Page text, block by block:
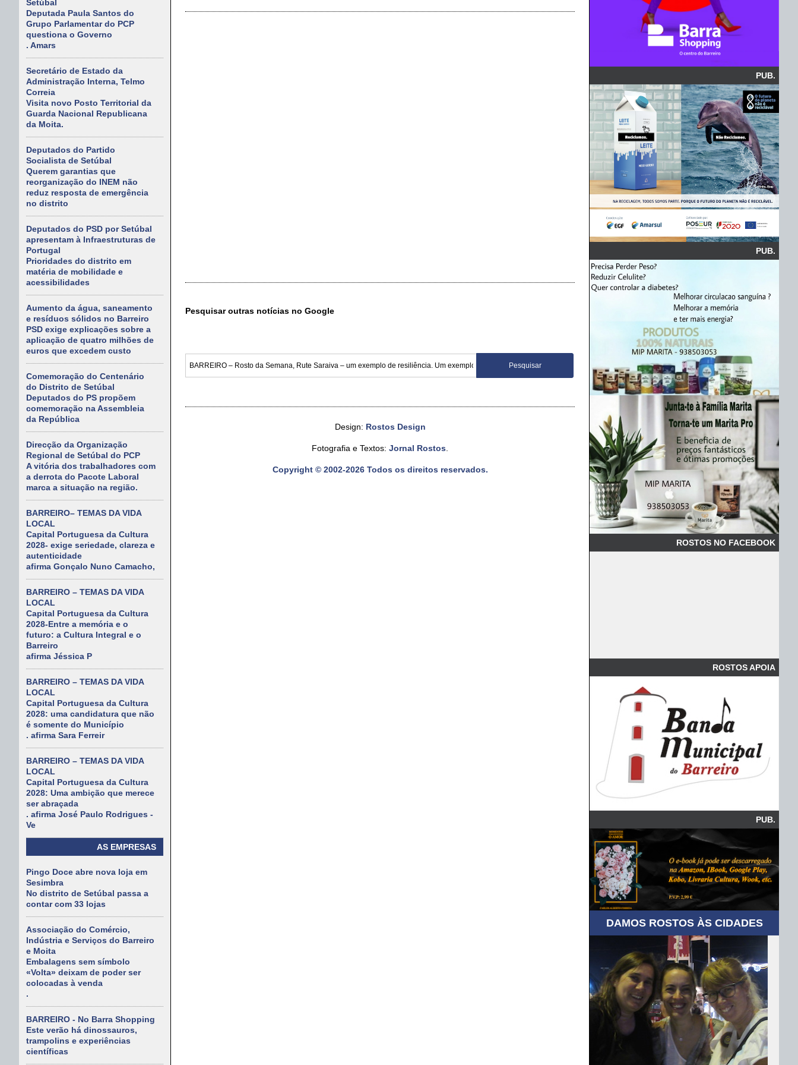
Setúbal
Deputada Paula Santos do
Grupo Parlamentar do PCP
questiona o Governo
. Amars
Secretário de Estado da
Administração Interna, Telmo
Correia
Visita novo Posto Territorial da
Guarda Nacional Republicana
da Moita.
Deputados do Partido
Socialista de Setúbal
Querem garantias que
reorganização do INEM não
reduz resposta de emergência
no distrito
Deputados do PSD por Setúbal
apresentam à Infraestruturas de
Portugal
Prioridades do distrito em
matéria de mobilidade e
acessibilidades
Aumento da água, saneamento
e resíduos sólidos no Barreiro
PSD exige explicações sobre a
aplicação de quatro milhões de
euros que excedem custo
Comemoração do Centenário
do Distrito de Setúbal
Deputados do PS propõem
comemoração na Assembleia
da República
Direcção da Organização
Regional de Setúbal do PCP
A vitória dos trabalhadores com
a derrota do Pacote Laboral
marca a situação na região.
BARREIRO– TEMAS DA VIDA
LOCAL
Capital Portuguesa da Cultura
2028- exige seriedade, clareza e
autenticidade
afirma Gonçalo Nuno Camacho,
BARREIRO – TEMAS DA VIDA
LOCAL
Capital Portuguesa da Cultura
2028-Entre a memória e o
futuro: a Cultura Integral e o
Barreiro
afirma Jéssica P
BARREIRO – TEMAS DA VIDA
LOCAL
Capital Portuguesa da Cultura
2028: uma candidatura que não
é somente do Município
. afirma Sara Ferreir
BARREIRO – TEMAS DA VIDA
LOCAL
Capital Portuguesa da Cultura
2028: Uma ambição que merece
ser abraçada
. afirma José Paulo Rodrigues -
Ve
AS EMPRESAS
Pingo Doce abre nova loja em
Sesimbra
No distrito de Setúbal passa a
contar com 33 lojas
Associação do Comércio,
Indústria e Serviços do Barreiro
e Moita
Embalagens sem símbolo
«Volta» deixam de poder ser
colocadas à venda
.
BARREIRO - No Barra Shopping
Este verão há dinossauros,
trampolins e experiências
científicas
Pesquisar outras notícias no Google
Design: Rostos Design
Fotografia e Textos: Jornal Rostos
Copyright © 2002-2026 Todos os direitos reservados.
PUB.
PUB.
ROSTOS NO FACEBOOK
ROSTOS APOIA
PUB.
DAMOS ROSTOS ÀS CIDADES